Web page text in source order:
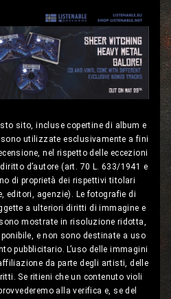
sito, incluse copertine di album e
utilizzate esclusivamente a fini
nel rispetto delle eccezioni
d’autore (art. 70 L. 633/1941 e
di proprietà dei rispettivi titolari
editori, agenzie). Le fotografie di
a ulteriori diritti di immagine e
mostrate in risoluzione ridotta,
e non sono destinate a uso
pubblicitario. L’uso delle immagini
da parte degli artisti, delle
Se ritieni che un contenuto violi
alla verifica e, se del